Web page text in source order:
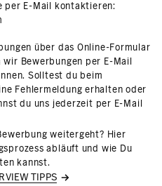
per E-Mail kontaktieren:
über das Online-Formular
Bewerbungen per E-Mail
Solltest du beim
Fehlermeldung erhalten oder
du uns jederzeit per E-Mail
weitergeht? Hier
abläuft und wie Du
kannst.
TIPPS